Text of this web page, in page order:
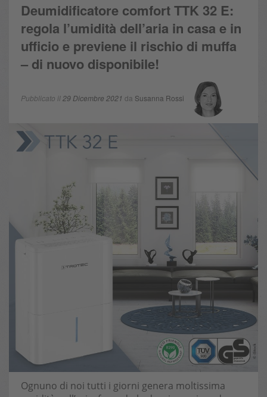
Deumidificatore comfort TTK 32 E:
regola l’umidità dell’aria in casa e in
ufficio e previene il rischio di muffa
– di nuovo disponibile!
Pubblicato il29 Dicembre 2021 da Susanna Rossi
Ognuno di noi tutti i giorni genera moltissima